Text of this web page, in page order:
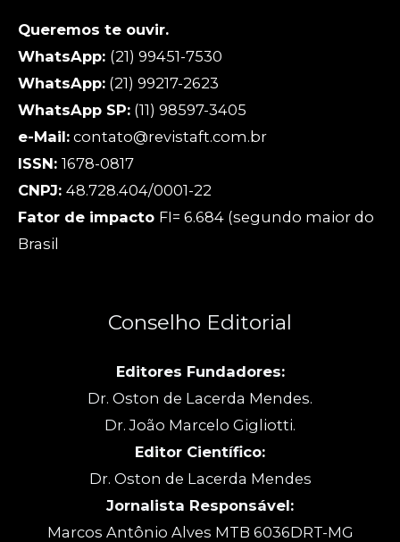
Queremos te ouvir.
WhatsApp: (21) 99451-7530
WhatsApp: (21) 99217-2623
WhatsApp SP: (11) 98597-3405
e-Mail: contato@revistaft.com.br
ISSN: 1678-0817
CNPJ: 48.728.404/0001-22
Fator de impacto FI= 6.684 (segundo maior do
Brasil
Conselho Editorial
Editores Fundadores:
Dr. Oston de Lacerda Mendes.
Dr. João Marcelo Gigliotti.
Editor Científico:
Dr. Oston de Lacerda Mendes
Jornalista Responsável:
Marcos Antônio Alves MTB 6036DRT-MG